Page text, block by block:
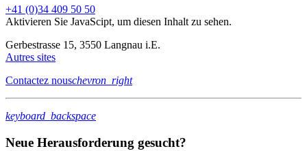
+41 (0)34 409 50 50
Aktivieren Sie JavaScipt, um diesen Inhalt zu sehen.
Gerbestrasse 15, 3550 Langnau i.E.
Autres sites
Contactez nouschevron_right
keyboard_backspace
Neue Herausforderung gesucht?